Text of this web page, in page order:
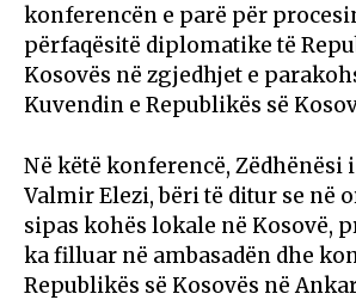
konferencën e parë për
përfaqësitë diplomatike të
Kosovës në zgjedhjet e
Kuvendin e Republikës së
Në këtë konferencë, Zëdhënësi
Valmir Elezi, bëri të ditur se në
sipas kohës lokale në Kosovë,
ka filluar në ambasadën dhe
Republikës së Kosovës në